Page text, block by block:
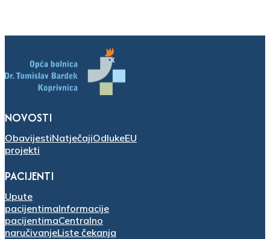
NOVOSTI
ObavijestiNatječajiOdlukeEU
projekti
PACIJENTI
Upute
pacijentimaInformacije
pacijentimaCentralno
naručivanjeListe čekanja